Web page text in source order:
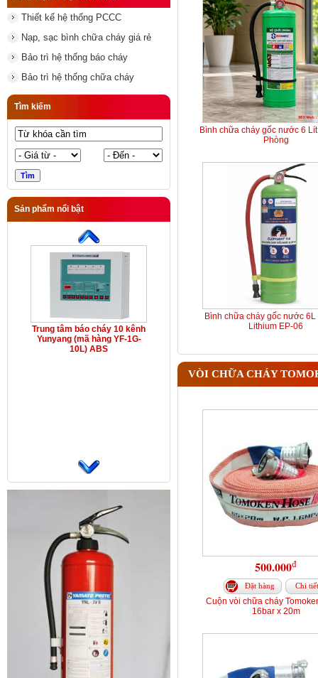
Thiết kế hệ thống PCCC
Nạp, sạc bình chữa cháy giá rẻ
Bảo trì hệ thống báo cháy
Bảo trì hệ thống chữa cháy
Tìm kiếm
Sản phẩm nổi bật
Trung tâm báo cháy 10 kênh
Yunyang (mã hàng YF-1G-
10L) ABS
Bình chữa cháy gốc nước 6
Phòng
Bình chữa cháy gốc nước 6L
Lithium EP-06
VÒI CHỮA CHÁY
500.000đ
Đặt hàng Chi tiết
Cuộn vòi chữa cháy
16bar x 20m